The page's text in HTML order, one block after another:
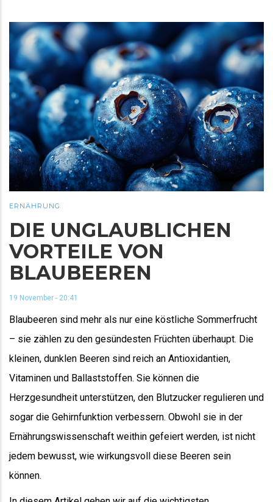
ERNÄHRUNG
DIE UNGLAUBLICHEN
VORTEILE VON
BLAUBEEREN
19 November - 20:41
Blaubeeren sind mehr als nur eine köstliche Sommerfrucht
– sie zählen zu den gesündesten Früchten überhaupt. Die
kleinen, dunklen Beeren sind reich an Antioxidantien,
Vitaminen und Ballaststoffen. Sie können die
Herzgesundheit unterstützen, den Blutzucker regulieren und
sogar die Gehirnfunktion verbessern. Obwohl sie in der
Ernährungswissenschaft weithin gefeiert werden, ist nicht
jedem bewusst, wie wirkungsvoll diese Beeren sein
können.